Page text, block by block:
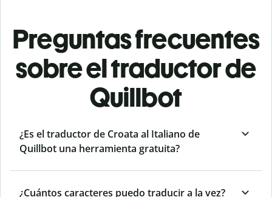
Preguntas frecuentes
sobre el traductor de
Quillbot
¿Es el traductor de Croata al Italiano de
Quillbot una herramienta gratuita?
¿Cuántos caracteres puedo traducir a la vez?